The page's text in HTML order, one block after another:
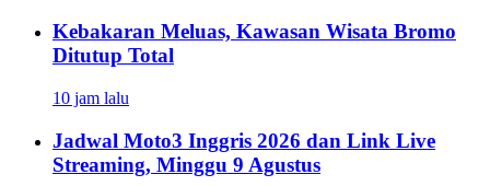
Kebakaran Meluas, Kawasan Wisata Bromo
Ditutup Total
10 jam lalu
Jadwal Moto3 Inggris 2026 dan Link Live
Streaming, Minggu 9 Agustus